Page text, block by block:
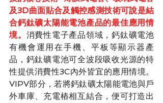
及3D曲面貼合及觸控感測技術可說是結
合鈣鈦礦太陽能電池產品的最佳應用情
境。 消費性電子產品領域，鈣鈦礦電池
有機會運用在手機、平板等顯示器產
品，鈣鈦礦電池可全波段吸收光源的特
性提供消費性3C內外皆宜的應用情境。
VIPV部分，若將鈣鈦礦太陽能電池與戶
外車庫、充電樁相互結合，便可打造出